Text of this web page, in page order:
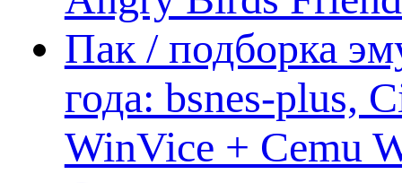
Пак / подборка
года: bsnes-plus,
WinVice + Cemu